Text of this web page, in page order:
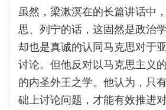
虽然，梁漱溟在的长篇讲话中
思、列宁的话，这固然是政治
却也是真诚的认同马克思对于
讨论。但他反对以马克思主义
的内圣外王之学。他认为，只
础上讨论问题，才能有效推进